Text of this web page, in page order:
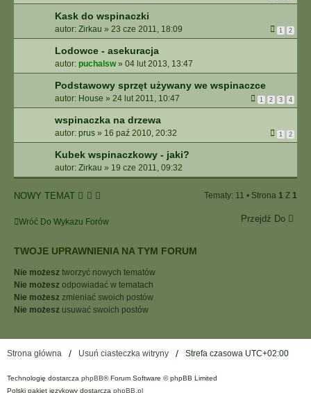
Kask do wspinaczki
autor: Zirkau » 23 cze 2011, 18:09 1 2
Lodowce - asekuracja
autor: puchalsw» 04 lut 2013, 13:47
Podstawowy sprzęt używany we wspinaczce
autor: House » 24 lut 2011, 10:47 1 2 3 4
wspinaczka na drzewa
autor: prus » 16 paź 2010, 20:32 1 2
Kubek wspinaczkowy - jaki?
autor: Zirkau » 19 cze 2011, 09:32
NOWY TEMAT Tematy: 11 • Strona 1 Z 1
Wróć Do Wykazu Forów Przejdź Do
TWOJE UPRAWNIENIA NA TYM FORUM
Nie możesz tworzyć nowych tematów
Nie możesz odpowiadać w tematach
Nie możesz zmieniać swoich postów
Nie możesz usuwać swoich postów
Strona główna Usuń ciasteczka witryny Strefa czasowa UTC+02:00
Technologię dostarcza phpBB® Forum Software © phpBB Limited
Polski pakiet językowy dostarcza phpBB.pl